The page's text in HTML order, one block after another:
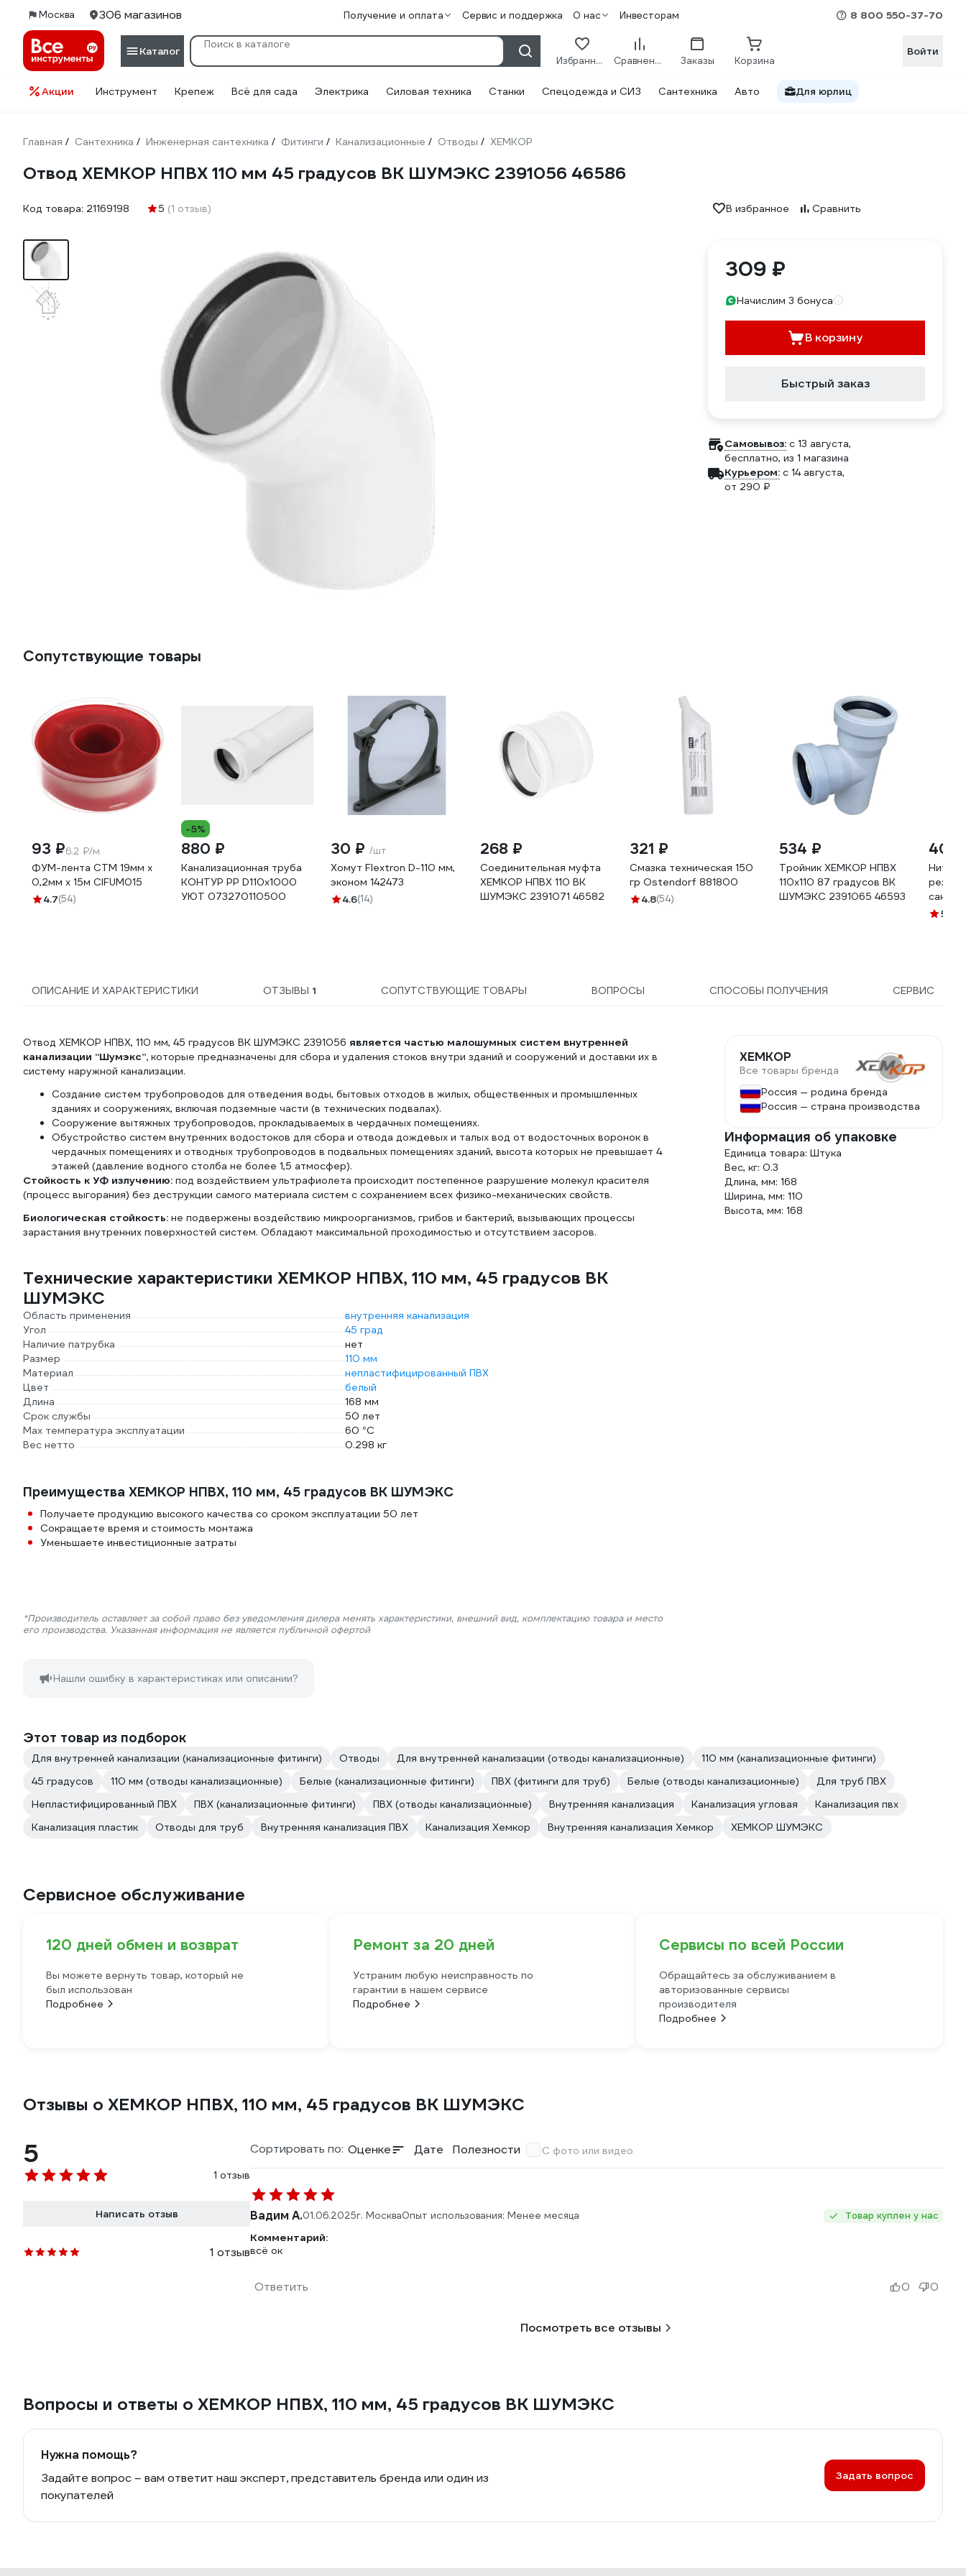
Москва 306 магазинов Получение и оплата Сервис и поддержка О нас Инвесторам 8 800 550-37-70
Каталог
Избранное Сравнение Заказы Корзина
Войти
Акции Инструмент Крепеж Всё для сада Электрика Силовая техника Станки Спецодежда и СИЗ Сантехника Авто Для юрлиц
Главная / Сантехника / Инженерная сантехника / Фитинги / Канализационные / Отводы / ХЕМКОР
Отвод ХЕМКОР НПВХ 110 мм 45 градусов ВК ШУМЭКС 2391056 46586
Код товара: 21169198 5 (1 отзыв) В избранное Сравнить
309 ₽
Начислим 3 бонуса
В корзину
Быстрый заказ
Самовывоз: c 13 августа,
бесплатно, из 1 магазина
Курьером: c 14 августа,
от 290 ₽
Сопутствующие товары
93 ₽6.2 ₽/м
ФУМ-лента СТМ 19мм х
0,2мм х 15м CIFUM015
4.7(54)
-5%
880 ₽
Канализационная труба
КОНТУР РР D110x1000
УЮТ 073270110500
30 ₽ /шт
Хомут Flextron D-110 мм,
эконом 142473
4.6(14)
268 ₽
Соединительная муфта
ХЕМКОР НПВХ 110 ВК
ШУМЭКС 2391071 46582
321 ₽
Смазка техническая 150
гр Ostendorf 881800
4.8(54)
534 ₽
Тройник ХЕМКОР НПВХ
110x110 87 градусов ВК
ШУМЭКС 2391065 46593
409
Нить
5
ОПИСАНИЕ И ХАРАКТЕРИСТИКИ ОТЗЫВЫ 1 СОПУТСТВУЮЩИЕ ТОВАРЫ ВОПРОСЫ СПОСОБЫ ПОЛУЧЕНИЯ СЕРВИС
Отвод ХЕМКОР НПВХ, 110 мм, 45 градусов ВК ШУМЭКС 2391056 является частью малошумных систем внутренней
канализации “Шумэкс”, которые предназначены для сбора и удаления стоков внутри зданий и сооружений и доставки их в
систему наружной канализации.
Создание систем трубопроводов для отведения воды, бытовых отходов в жилых, общественных и промышленных
зданиях и сооружениях, включая подземные части (в технических подвалах).
Сооружение вытяжных трубопроводов, прокладываемых в чердачных помещениях.
Обустройство систем внутренних водостоков для сбора и отвода дождевых и талых вод от водосточных воронок в
чердачных помещениях и отводных трубопроводов в подвальных помещениях зданий, высота которых не превышает 4
этажей (давление водного столба не более 1,5 атмосфер).
Стойкость к УФ излучению: под воздействием ультрафиолета происходит постепенное разрушение молекул красителя
(процесс выгорания) без деструкции самого материала систем с сохранением всех физико-механических свойств.
Биологическая стойкость: не подвержены воздействию микроорганизмов, грибов и бактерий, вызывающих процессы
зарастания внутренних поверхностей систем. Обладают максимальной проходимостью и отсутствием засоров.
Технические характеристики ХЕМКОР НПВХ, 110 мм, 45 градусов ВК
ШУМЭКС
Область применения
внутренняя канализация
Угол
45 град
Наличие патрубка
нет
Размер
110 мм
Материал
непластифицированный ПВХ
Цвет
белый
Длина
168 мм
Срок службы
50 лет
Max температура эксплуатации
60 °С
Вес нетто
0.298 кг
Преимущества ХЕМКОР НПВХ, 110 мм, 45 градусов ВК ШУМЭКС
Получаете продукцию высокого качества со сроком эксплуатации 50 лет
Сокращаете время и стоимость монтажа
Уменьшаете инвестиционные затраты
*Производитель оставляет за собой право без уведомления дилера менять характеристики, внешний вид, комплектацию товара и место
его производства. Указанная информация не является публичной офертой
Нашли ошибку в характеристиках или описании?
ХЕМКОР
Все товары бренда
Россия — родина бренда
Россия — страна производства
Информация об упаковке
Единица товара: Штука
Вес, кг: 0.3
Длина, мм: 168
Ширина, мм: 110
Высота, мм: 168
Этот товар из подборок
Для внутренней канализации (канализационные фитинги) Отводы Для внутренней канализации (отводы канализационные)
110 мм (канализационные фитинги)
45 градусов
110 мм (отводы канализационные) Белые (канализационные фитинги) ПВХ (фитинги для труб) Белые (отводы канализационные)
Для труб ПВХ
Непластифицированный ПВХ
ПВХ (канализационные фитинги) ПВХ (отводы канализационные) Внутренняя канализация Канализация угловая
Канализация пвх
Канализация пластик
Отводы для труб Внутренняя канализация ПВХ Канализация Хемкор Внутренняя канализация Хемкор ХЕМКОР ШУМЭКС
Сервисное обслуживание
120 дней обмен и возврат
Вы можете вернуть товар, который не
был использован
Подробнее
Ремонт за 20 дней
Устраним любую неисправность по
гарантии в нашем сервисе
Подробнее
Сервисы по всей России
Обращайтесь за обслуживанием в
авторизованные сервисы
производителя
Подробнее
Отзывы о ХЕМКОР НПВХ, 110 мм, 45 градусов ВК ШУМЭКС
5
1 отзыв
Написать отзыв
1 отзыв
Сортировать по: Оценке Дате Полезности С фото или видео
Вадим А.01.06.2025г. МоскваОпыт использования: Менее месяца Товар куплен у нас
Комментарий:
всё ок
Ответить 0 0
Посмотреть все отзывы
Вопросы и ответы о ХЕМКОР НПВХ, 110 мм, 45 градусов ВК ШУМЭКС
Нужна помощь?
Задайте вопрос – вам ответит наш эксперт, представитель бренда или один из
покупателей
Задать вопрос